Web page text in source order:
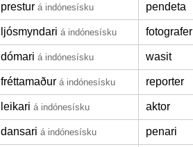
prestur á indónesísku pendeta
ljósmyndari á indónesísku fotografer
dómari á indónesísku wasit
fréttamaður á indónesísku reporter
leikari á indónesísku aktor
dansari á indónesísku penari